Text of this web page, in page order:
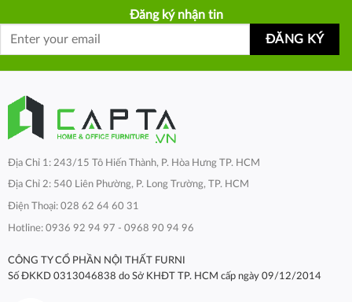
Đăng ký nhận tin
Địa Chỉ 1: 243/15 Tô Hiến Thành, P. Hòa Hưng TP. HCM
Địa Chỉ 2: 540 Liên Phường, P. Long Trường, TP. HCM
Điện Thoại: 028 62 64 60 31
Hotline: 0936 92 94 97 - 0968 90 94 96
CÔNG TY CỔ PHẦN NỘI THẤT FURNI
Số ĐKKD 0313046838 do Sở KHĐT TP. HCM cấp ngày 09/12/2014